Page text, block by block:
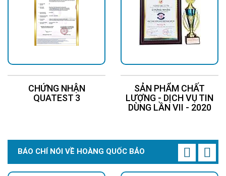
CHỨNG NHẬN
QUATEST 3
SẢN PHẨM CHẤT
LƯỢNG - DỊCH VỤ TIN
DÙNG LẦN VII - 2020
BÁO CHÍ NÓI VỀ HOÀNG QUỐC BẢO